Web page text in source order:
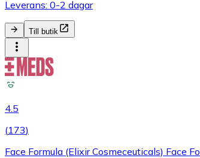
Leverans: 0-2 dagar
Till butik
4.5
(173)
Face Formula (Elixir Cosmeceuticals) Face